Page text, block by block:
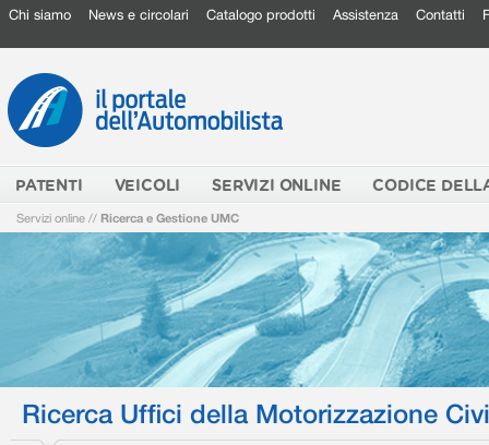
Chi siamo News e circolari Catalogo prodotti Assistenza Contatti
PATENTI VEICOLI SERVIZI ONLINE CODICE
Servizi online // Ricerca e Gestione UMC
Ricerca Uffici della Motorizzazione